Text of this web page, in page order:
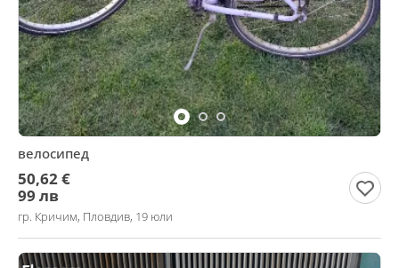
велосипед
50,62 €
99 лв
гр. Кричим, Пловдив, 19 юли